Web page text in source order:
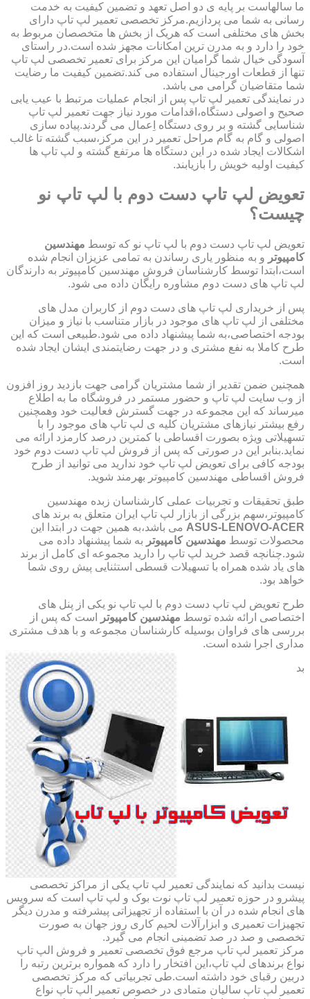
ما سالهاست بر پایه ی دو اصل تعهد و تضمین کیفیت به خدمت
رسانی به شما می پردازیم.مرکز تخصصی تعمیر لپ تاپ دارای
بخش های مختلفی است که هریک از بخش ها متخصصان مربوط به
خود را دارد و به مدرن ترین امکانات مجهز شده است.در راستای
آسودگی خیال شما گرامیان این مرکز برای تعمیر تخصصی لپ تاپ
تنها از قطعات اورجینال استفاده می کند.تضمین کیفیت ما رضایت
شما متقاضیان گرامی می باشد.
در نمایندگی تعمیر لپ تاپ پس از انجام عملیات مرتبط با عیب یابی
صحیح و اصولی دستگاه،اقدامات مورد نیاز جهت تعمیر لپ تاپ
شناسایی گشته و بر روی دستگاه اِعمال می گردند.پیاده سازی
اصولی و گام به گام مراحل تعمیر در این مرکز،سبب گشته تا غالب
اشکالات ایجاد شده در این دستگاه ها مرتفع گشته و لپ تاپ ها
کیفیت اولیه خویش را بازیابند.
تعویض لپ تاپ دست دوم با لپ تاپ نو
چیست؟
تعویض لپ تاپ دست دوم با لپ تاپ نو که توسط مهندسین
کامپیوتر و به منظور یاری رساندن به تمامی عزیزان انجام شده
است،ابتدا توسط کارشناسان فروش مهندسین کامپیوتر به دارندگان
لپ تاپ های دست دوم مشاوره رایگان داده می شود.
پس از خریداری لپ تاپ های دست دوم از کاربران مدل های
مختلفی از لپ تاپ های موجود در بازار متناسب با نیاز و میزان
بودجه اختصاصی،به شما پیشنهاد داده می شود.طبیعی است که این
طرح کاملا به نفع مشتری و در جهت رضایتمندی ایشان ایجاد شده
است.
همچنین ضمن تقدیر از شما مشتریان گرامی جهت بازدید روز افزون
از وب سایت لپ تاپ و حضور مستمر در فروشگاه ما به اطلاع
میرساند که این مجموعه در جهت گسترش فعالیت خود وهمچنین
رفع بیشتر نیازهای مشتریان کلیه ی لپ تاپ های موجود را با
تسهیلاتی ویژه بصورت اقساطی با کمترین درصد کارمزد ارائه می
نماید.بنابر این در صورتی که پس از فروش لپ تاپ دست دوم خود
بودجه کافی برای تعویض لپ تاپ خود ندارید می توانید از طرح
فروش اقساطی مهندسین کامپیوتر بهرمند شوید.
طبق تحقیقات و تجربیات عملی کارشناسان زبده مهندسین
کامپیوتر،سهم بزرگی از بازار لپ تاپ ایران متعلق به برند های
ASUS-LENOVO-ACER می باشد،به همین جهت در ابتدا این
محصولات توسط مهندسین کامپیوتر به شما پیشنهاد داده می
شود.چنانچه قصد خرید لپ تاپ را دارید مجموعه ای کامل از برند
های یاد شده همراه با تسهیلات قسطی استثنایی پیش روی شما
خواهد بود.
طرح تعویض لپ تاپ دست دوم با لپ تاپ نو یکی از پنل های
اختصاصی ارائه شده توسط مهندسین کامپیوتر
است که پس از
بررسی های فراوان بوسیله کارشناسان مجموعه و با هدف مشتری
مداری اجرا شده است.
بد
نیست بدانید که نمایندگی تعمیر لپ تاپ یکی از مراکز تخصصی
پیشرو در حوزه تعمیر لپ تاپ نوت بوک و لپ تاپ است که سرویس
های انجام شده در آن با استفاده از تجهیزاتی پیشرفته و مدرن دیگر
تجهیزات تعمیری و ابزارآلات لحیم کاری روز جهان به صورت
تخصصی و صد در صد تضمینی انجام می گیرد.
مرکز تعمیر لپ تاپ مرجع فوق تخصصی تعمیر و فروش الپ تاپ
نواع برندهای لپ تاپ،این افتخار را دارد که همواره برترین رتبه را
دربین رقبای خود داشته است.طی تجربیاتی که مرکز تخصصی
تعمیر لپ تاپ سالیان متمادی در خصوص تعمیر الپ تاپ نواع